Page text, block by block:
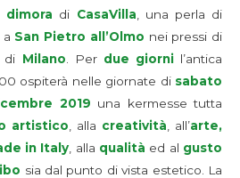
dimora di CasaVilla, una perla di
a San Pietro all’Olmo nei pressi di
di Milano. Per due giornil’antica
ospiterà nelle giornate di sabato
2019 una kermesse tutta
artistico, alla creatività, all’arte,
in Italy, alla qualità ed al gusto
sia dal punto di vista estetico. La